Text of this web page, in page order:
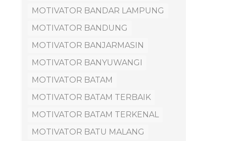
MOTIVATOR BANDAR LAMPUNG
MOTIVATOR BANDUNG
MOTIVATOR BANJARMASIN
MOTIVATOR BANYUWANGI
MOTIVATOR BATAM
MOTIVATOR BATAM TERBAIK
MOTIVATOR BATAM TERKENAL
MOTIVATOR BATU MALANG